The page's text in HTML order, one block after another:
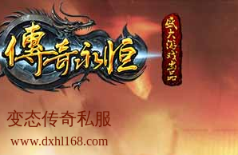
变态传奇私服
www.dxhl168.com